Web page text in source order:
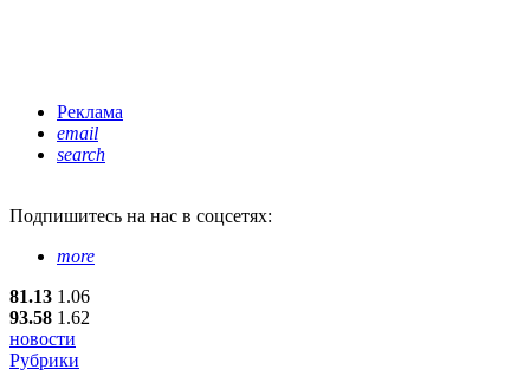
Реклама
email
search
Подпишитесь на нас в соцсетях:
more
81.13 1.06
93.58 1.62
новости
Рубрики